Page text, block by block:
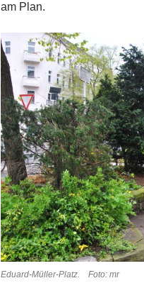
am Plan.
Eduard-Müller-Platz. Foto: mr